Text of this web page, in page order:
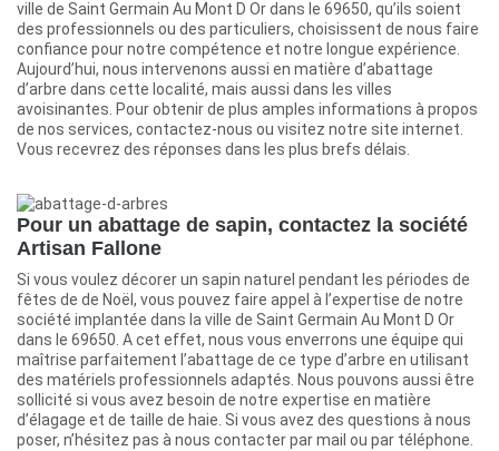
ville de Saint Germain Au Mont D Or dans le 69650, qu’ils soient
des professionnels ou des particuliers, choisissent de nous faire
confiance pour notre compétence et notre longue expérience.
Aujourd’hui, nous intervenons aussi en matière d’abattage
d’arbre dans cette localité, mais aussi dans les villes
avoisinantes. Pour obtenir de plus amples informations à propos
de nos services, contactez-nous ou visitez notre site internet.
Vous recevrez des réponses dans les plus brefs délais.
Pour un abattage de sapin, contactez la société
Artisan Fallone
Si vous voulez décorer un sapin naturel pendant les périodes de
fêtes de de Noël, vous pouvez faire appel à l’expertise de notre
société implantée dans la ville de Saint Germain Au Mont D Or
dans le 69650. A cet effet, nous vous enverrons une équipe qui
maîtrise parfaitement l’abattage de ce type d’arbre en utilisant
des matériels professionnels adaptés. Nous pouvons aussi être
sollicité si vous avez besoin de notre expertise en matière
d’élagage et de taille de haie. Si vous avez des questions à nous
poser, n’hésitez pas à nous contacter par mail ou par téléphone.